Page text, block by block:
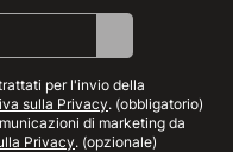
per l'invio della
sulla Privacy. (obbligatorio)
di marketing da
Privacy. (opzionale)